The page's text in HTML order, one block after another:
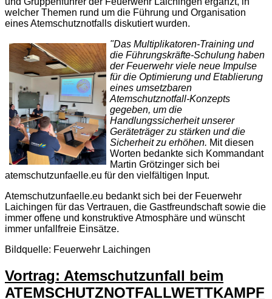
welcher Themen rund um die Führung und Organisation
eines Atemschutznotfalls diskutiert wurden.
"Das Multiplikatoren-Training und
die Führungskräfte-Schulung haben
der Feuerwehr viele neue Impulse
für die Optimierung und Etablierung
eines umsetzbaren
Atemschutznotfall-Konzepts
gegeben, um die
Handlungssicherheit unserer
Geräteträger zu stärken und die
Sicherheit zu erhöhen. Mit diesen
Worten bedankte sich Kommandant
Martin Grötzinger sich bei
atemschutzunfaelle.eu für den vielfältigen Input.
Atemschutzunfaelle.eu bedankt sich bei der Feuerwehr
Laichingen für das Vertrauen, die Gastfreundschaft sowie die
immer offene und konstruktive Atmosphäre und wünscht
immer unfallfreie Einsätze.
Bildquelle: Feuerwehr Laichingen
Vortrag: Atemschutzunfall beim
ATEMSCHUTZNOTFALLWETTKAMPF